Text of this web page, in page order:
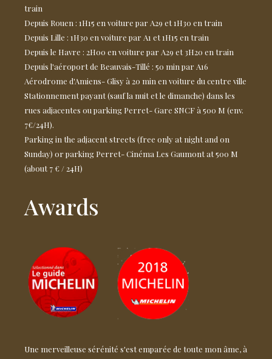
train
Depuis Rouen : 1H15 en voiture par A29 et 1H30 en train
Depuis Lille : 1H30 en voiture par A1 et 1H15 en train
Depuis le Havre : 2H00 en voiture par A29 et 3H20 en train
Depuis l'aéroport de Beauvais-Tillé : 50 min par A16
Aérodrome d'Amiens- Glisy à 20 min en voiture du centre ville
Stationnement payant (sauf la nuit et le dimanche) dans les
rues adjacentes ou parking Perret- Gare SNCF à 500 M (env.
7€/24H).
Parking in the adjacent streets (free only at night and on
Sunday) or parking Perret- Cinéma Les Gaumont at 500 M
(about 7 € / 24H)
Awards
Une merveilleuse sérénité s'est emparée de toute mon âme, à